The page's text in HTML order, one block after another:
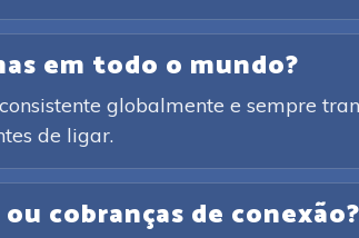
em todo o mundo?
globalmente e sempre
de ligar.
cobranças de conexão?